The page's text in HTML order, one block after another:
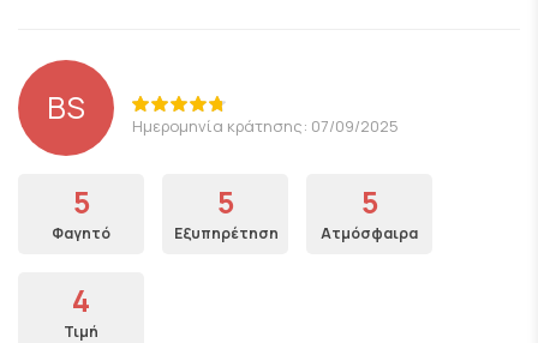
BS Ημερομηνία κράτησης: 07/09/2025
5
Φαγητό
5
Εξυπηρέτηση
5
Ατμόσφαιρα
4
Τιμή